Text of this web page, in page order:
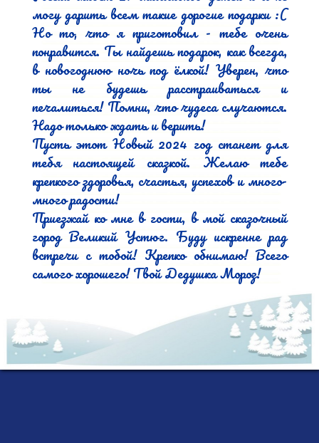
могу дарить всем такие дорогие подарки :(
Но то, что я приготовил - тебе очень
понравится. Ты найдешь подарок, как всегда,
в новогоднюю ночь под ёлкой! Уверен, что
ты не будешь расстраиваться и
печалиться! Помни, что чудеса случаются.
Надо только ждать и верить!
Пусть этот Новый 2024 год станет для
тебя настоящей сказкой. Желаю тебе
крепкого здоровья, счастья, успехов и много-
много радости!
Приезжай ко мне в гости, в мой сказочный
город Великий Устюг. Буду искренне рад
встречи с тобой! Крепко обнимаю! Всего
самого хорошего! Твой Дедушка Мороз!